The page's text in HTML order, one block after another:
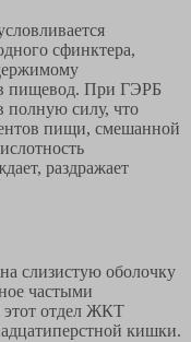
сфинктера,
пищевод. При ГЭРБ
полную силу, что
пищи, смешанной
раздражает
слизистую оболочку
частыми
этот отдел ЖКТ
кишки.